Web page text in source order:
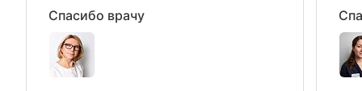
Спасибо врачу